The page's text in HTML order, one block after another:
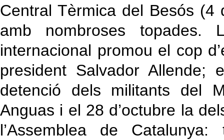
Central Tèrmica del Besós (4
amb nombroses topades.
internacional promou el cop
president Salvador
detenció dels militants del
Anguas i el 28 d’octubre la
l’Assemblea de